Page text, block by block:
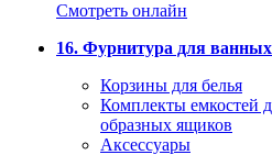
Смотреть онлайн
16. Фурнитура для
Корзины для белья
Комплекты емкостей
образных ящиков
Аксессуары